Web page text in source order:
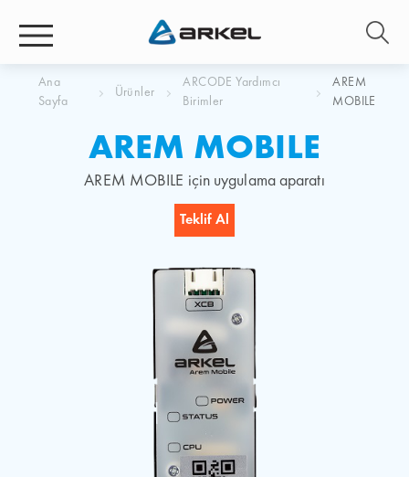
Ana
Sayfa
Ürünler
ARCODE Yardımcı
Birimler
AREM
MOBILE
AREM MOBILE
AREM MOBILE için uygulama aparatı